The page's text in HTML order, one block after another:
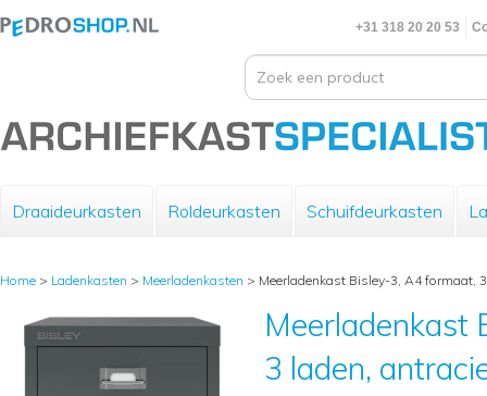
+31 318 20 20 53
Draaideurkasten Roldeurkasten Schuifdeurkasten
Home > Ladenkasten > Meerladenkasten > Meerladenkast Bisley-3, A4 formaat,
Meerladenkast
3 laden,